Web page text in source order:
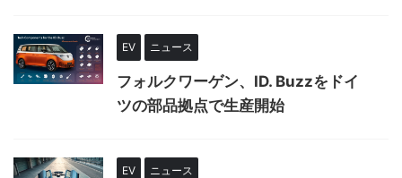
EV ニュース
フォルクワーゲン、ID. Buzzをドイ
ツの部品拠点で生産開始
EV ニュース